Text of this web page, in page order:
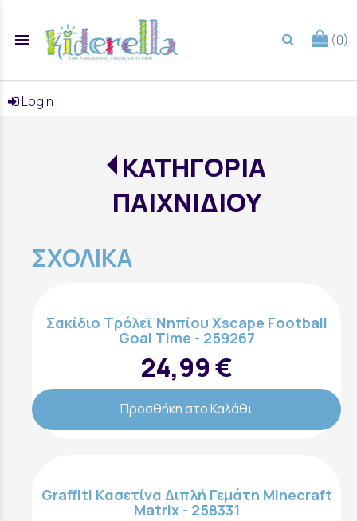
menu (0)
Login
ΚΑΤΗΓΟΡΙΑ
ΠΑΙΧΝΙΔΙΟΥ
ΣΧΟΛΙΚΑ
Σακίδιο Τρόλεϊ Νηπίου Xscape Football
Goal Time - 259267
24,99 €
Προσθήκη στο Καλάθι
Graffiti Κασετίνα Διπλή Γεμάτη Minecraft
Matrix - 258331